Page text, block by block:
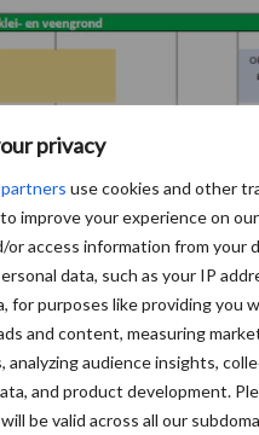
privacy
use cookies and other
improve your experience on
or access information from your
data, such as your IP
for purposes like providing you
and content, measuring
analyzing audience insights,
and product development.
be valid across all our